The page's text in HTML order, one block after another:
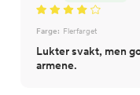
Farge: Flerfarget
Lukter svakt, men
armene.